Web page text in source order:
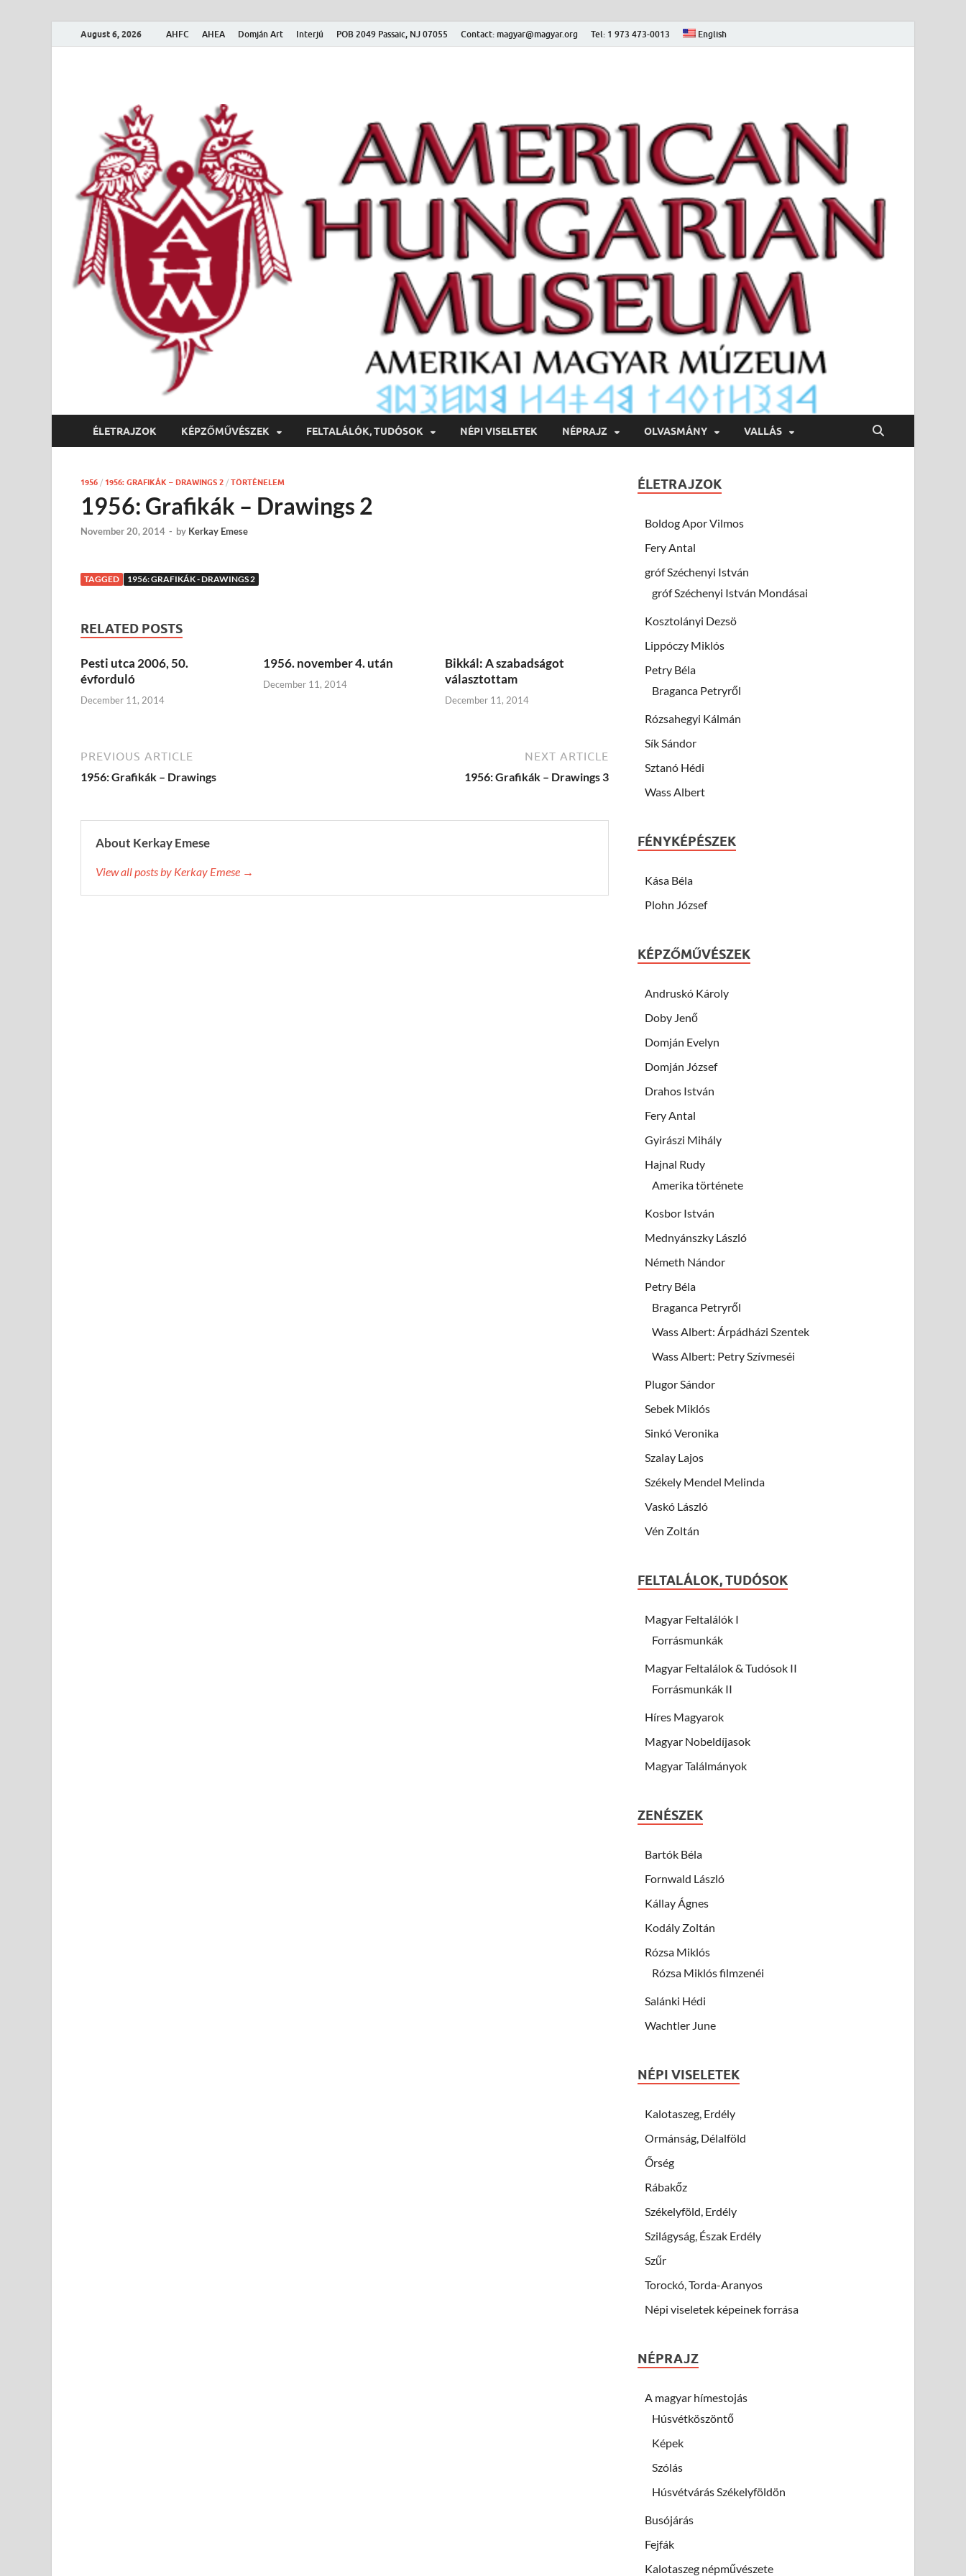
August 6, 2026 AHFC AHEA Domján Art Interjú POB 2049 Passaic, NJ 07055 Contact: magyar@magyar.org Tel: 1 973 473-0013 English
Amerikai Magyar Múzeum
ÉLETRAJZOK KÉPZŐMŰVÉSZEK FELTALÁLÓK, TUDÓSOK NÉPI VISELETEK NÉPRAJZ OLVASMÁNY VALLÁS
1956 / 1956: GRAFIKÁK – DRAWINGS 2 / TÖRTÉNELEM
1956: Grafikák – Drawings 2
November 20, 2014 - by Kerkay Emese
TAGGED 1956: GRAFIKÁK - DRAWINGS 2
RELATED POSTS
Pesti utca 2006, 50.
évforduló
December 11, 2014
1956. november 4. után
December 11, 2014
Bikkál: A szabadságot
választottam
December 11, 2014
PREVIOUS ARTICLE
1956: Grafikák – Drawings
NEXT ARTICLE
1956: Grafikák – Drawings 3
About Kerkay Emese
View all posts by Kerkay Emese →
ÉLETRAJZOK
Boldog Apor Vilmos
Fery Antal
gróf Széchenyi István
gróf Széchenyi István Mondásai
Kosztolányi Dezsö
Lippóczy Miklós
Petry Béla
Braganca Petryről
Rózsahegyi Kálmán
Sík Sándor
Sztanó Hédi
Wass Albert
FÉNYKÉPÉSZEK
Kása Béla
Plohn József
KÉPZŐMŰVÉSZEK
Andruskó Károly
Doby Jenő
Domján Evelyn
Domján József
Drahos István
Fery Antal
Gyirászi Mihály
Hajnal Rudy
Amerika története
Kosbor István
Mednyánszky László
Németh Nándor
Petry Béla
Braganca Petryről
Wass Albert: Árpádházi Szentek
Wass Albert: Petry Szívmeséi
Plugor Sándor
Sebek Miklós
Sinkó Veronika
Szalay Lajos
Székely Mendel Melinda
Vaskó László
Vén Zoltán
FELTALÁLOK, TUDÓSOK
Magyar Feltalálók I
Forrásmunkák
Magyar Feltalálok & Tudósok II
Forrásmunkák II
Híres Magyarok
Magyar Nobeldíjasok
Magyar Találmányok
ZENÉSZEK
Bartók Béla
Fornwald László
Kállay Ágnes
Kodály Zoltán
Rózsa Miklós
Rózsa Miklós filmzenéi
Salánki Hédi
Wachtler June
NÉPI VISELETEK
Kalotaszeg, Erdély
Ormánság, Délalföld
Őrség
Rábakőz
Székelyföld, Erdély
Szilágyság, Észak Erdély
Szűr
Torockó, Torda-Aranyos
Népi viseletek képeinek forrása
NÉPRAJZ
A magyar hímestojás
Húsvétköszöntő
Képek
Szólás
Húsvétvárás Székelyföldön
Busójárás
Fejfák
Kalotaszeg népművészete